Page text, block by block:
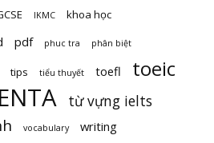
IKMC khoa học
pdf phuc tra phân biệt
tips tiểu thuyết toefl toeic
từ vựng ielts
vocabulary writing